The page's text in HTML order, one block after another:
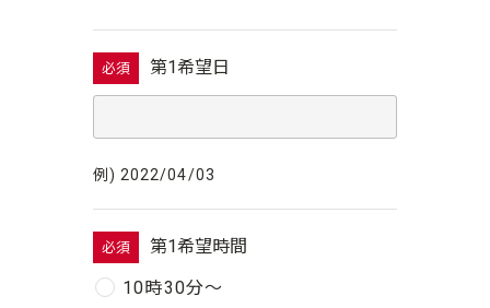
必須 第1希望日
例) 2022/04/03
必須
第1希望時間
10時30分〜